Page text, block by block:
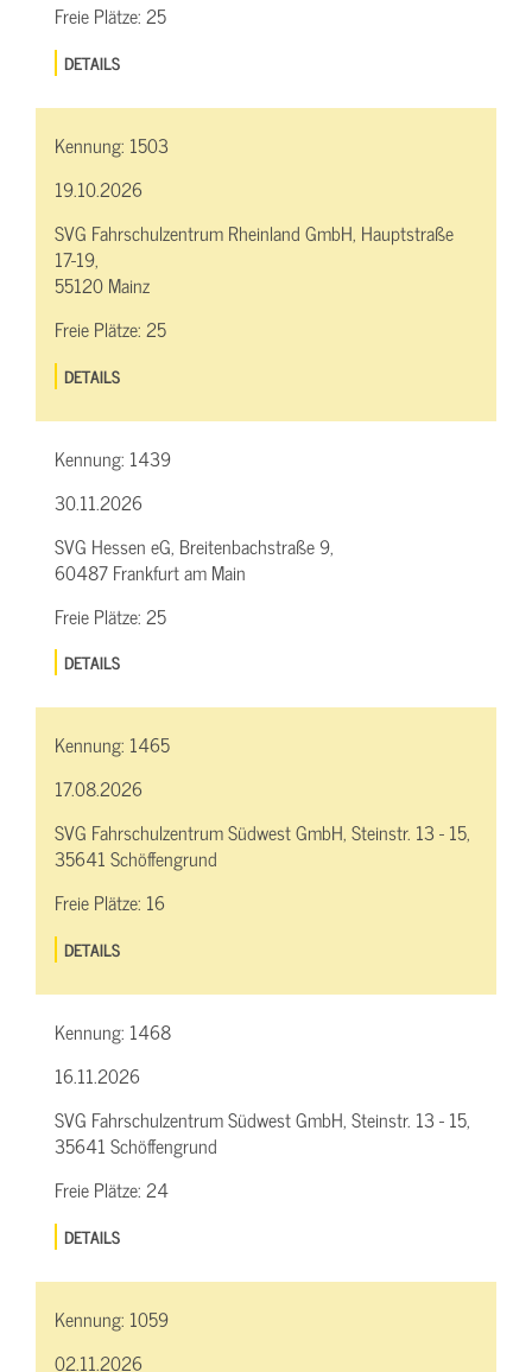
Freie Plätze:25
DETAILS
Kennung: 1503
19.10.2026
SVG Fahrschulzentrum Rheinland GmbH, Hauptstraße
17-19,
55120 Mainz
Freie Plätze:25
DETAILS
Kennung: 1439
30.11.2026
SVG Hessen eG, Breitenbachstraße 9,
60487 Frankfurt am Main
Freie Plätze:25
DETAILS
Kennung: 1465
17.08.2026
SVG Fahrschulzentrum Südwest GmbH, Steinstr. 13 - 15,
35641 Schöffengrund
Freie Plätze: 16
DETAILS
Kennung: 1468
16.11.2026
SVG Fahrschulzentrum Südwest GmbH, Steinstr. 13 - 15,
35641 Schöffengrund
Freie Plätze:24
DETAILS
Kennung: 1059
02.11.2026